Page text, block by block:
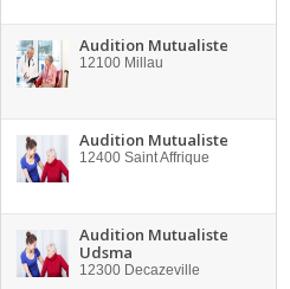
Audition Mutualiste
12100 Millau
Audition Mutualiste
12400 Saint Affrique
Audition Mutualiste
Udsma
12300 Decazeville